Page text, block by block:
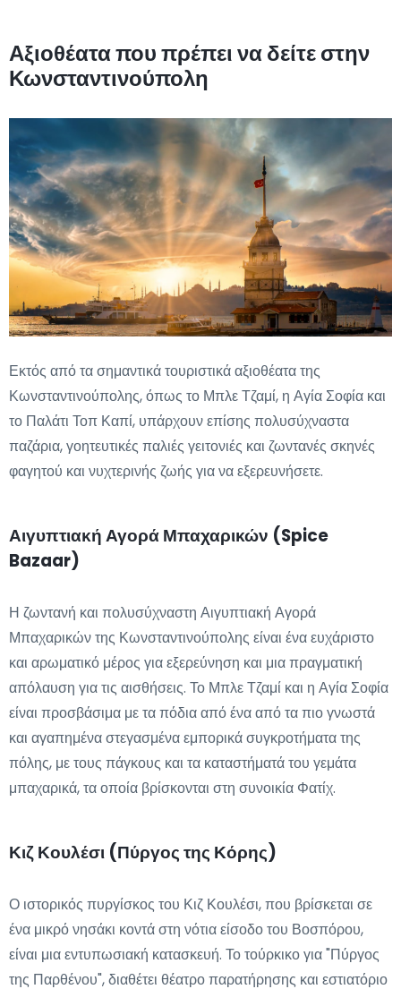
Αξιοθέατα που πρέπει να δείτε στην
Κωνσταντινούπολη
Εκτός από τα σημαντικά τουριστικά αξιοθέατα της
Κωνσταντινούπολης, όπως το Μπλε Τζαμί, η Αγία Σοφία και
το Παλάτι Τοπ Καπί, υπάρχουν επίσης πολυσύχναστα
παζάρια, γοητευτικές παλιές γειτονιές και ζωντανές σκηνές
φαγητού και νυχτερινής ζωής για να εξερευνήσετε.
Αιγυπτιακή Αγορά Μπαχαρικών (Spice
Bazaar)
Η ζωντανή και πολυσύχναστη Αιγυπτιακή Αγορά
Μπαχαρικών της Κωνσταντινούπολης είναι ένα ευχάριστο
και αρωματικό μέρος για εξερεύνηση και μια πραγματική
απόλαυση για τις αισθήσεις. Το Μπλε Τζαμί και η Αγία Σοφία
είναι προσβάσιμα με τα πόδια από ένα από τα πιο γνωστά
και αγαπημένα στεγασμένα εμπορικά συγκροτήματα της
πόλης, με τους πάγκους και τα καταστήματά του γεμάτα
μπαχαρικά, τα οποία βρίσκονται στη συνοικία Φατίχ.
Κιζ Κουλέσι (Πύργος της Κόρης)
Ο ιστορικός πυργίσκος του Κιζ Κουλέσι, που βρίσκεται σε
ένα μικρό νησάκι κοντά στη νότια είσοδο του Βοσπόρου,
είναι μια εντυπωσιακή κατασκευή. Το τούρκικο για "Πύργος
της Παρθένου", διαθέτει θέατρο παρατήρησης και εστιατόριο